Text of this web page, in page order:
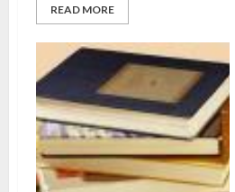
READ MORE